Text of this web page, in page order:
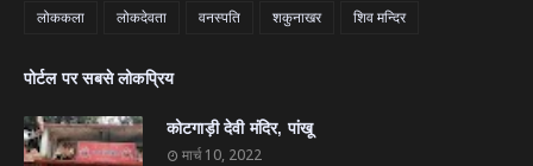
लोककला
लोकदेवता वनस्पति शकुनाखर शिव मन्दिर
पोर्टल पर सबसे लोकप्रिय
कोटगाड़ी देवी मंदिर, पांखू
मार्च 10, 2022